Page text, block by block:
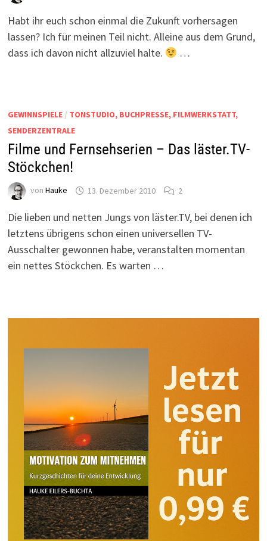
Habt ihr euch schon einmal die Zukunft vorhersagen
lassen? Ich für meinen Teil nicht. Alleine aus dem Grund,
dass ich davon nicht allzuviel halte.
…
GEWINNSPIELE/ TONSTUDIO, BUCHPRESSE, FILMWERKSTATT,
SENDERZENTRALE
Filme und Fernsehserien – Das läster.TV-
Stöckchen!
von Hauke 13. Dezember 2010 2
Die lieben und netten Jungs von läster.TV, bei denen ich
letztens übrigens schon einen universellen TV-
Ausschalter gewonnen habe, veranstalten momentan
ein nettes Stöckchen. Es warten …